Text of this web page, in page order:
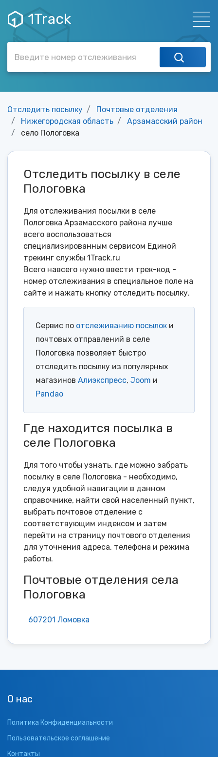
1Track
Отследить посылку
Почтовые отделения
Нижегородская область
Арзамасский район
село Пологовка
Отследить посылку в селе
Пологовка
Для отслеживания посылки в селе
Пологовка Арзамасского района лучше
всего воспользоваться
специализированным сервисом Единой
трекинг службы 1Track.ru
Всего навсего нужно ввести трек-код -
номер отслеживания в специальное поле на
сайте и нажать кнопку отследить посылку.
Сервис по отслеживанию посылок и
почтовых отправлений в селе
Пологовка позволяет быстро
отследить посылку из популярных
магазинов Алиэкспресс, Joom и
Pandao
Где находится посылка в
селе Пологовка
Для того чтобы узнать, где можно забрать
посылку в селе Пологовка - необходимо,
следуя удобной навигации в данном
справочнике, найти свой населенный пункт,
выбрать почтовое отделение с
соответствующим индексом и затем
перейти на страницу почтового отделения
для уточнения адреса, телефона и режима
работы.
Почтовые отделения села
Пологовка
607201 Ломовка
О нас
Политика Конфиденциальности
Пользовательское соглашение
Контакты